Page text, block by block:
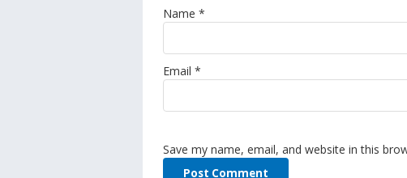
Name *
Email *
Save my name, email, and website in this